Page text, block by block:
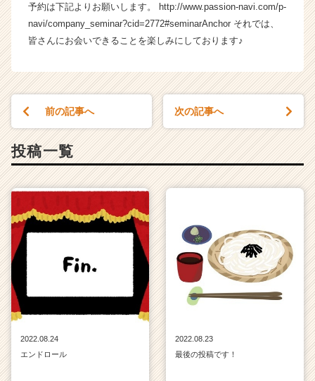
届
く
就
サ
ア
ャ
ア
h
e
a
予約は下記よりお願いします。 http://www.passion-navi.com/p-
navi/company_seminar?cid=2772#seminarAnchor それでは、
皆さんにお会いできることを楽しみにしております♪
前の記事へ 次の記事へ
投稿一覧
2022.08.24
エンドロール
2022.08.23
最後の投稿です！